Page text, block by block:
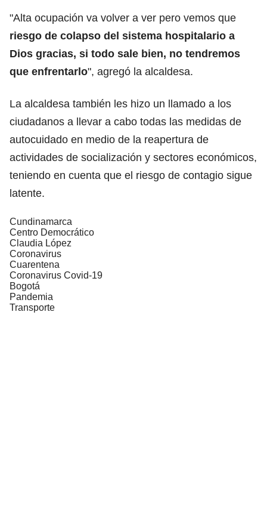
"Alta ocupación va volver a ver pero vemos que
riesgo de colapso del sistema hospitalario a
Dios gracias, si todo sale bien, no tendremos
que enfrentarlo", agregó la alcaldesa.
La alcaldesa también les hizo un llamado a los
ciudadanos a llevar a cabo todas las medidas de
autocuidado en medio de la reapertura de
actividades de socialización y sectores económicos,
teniendo en cuenta que el riesgo de contagio sigue
latente.
Cundinamarca
Centro Democrático
Claudia López
Coronavirus
Cuarentena
Coronavirus Covid-19
Bogotá
Pandemia
Transporte